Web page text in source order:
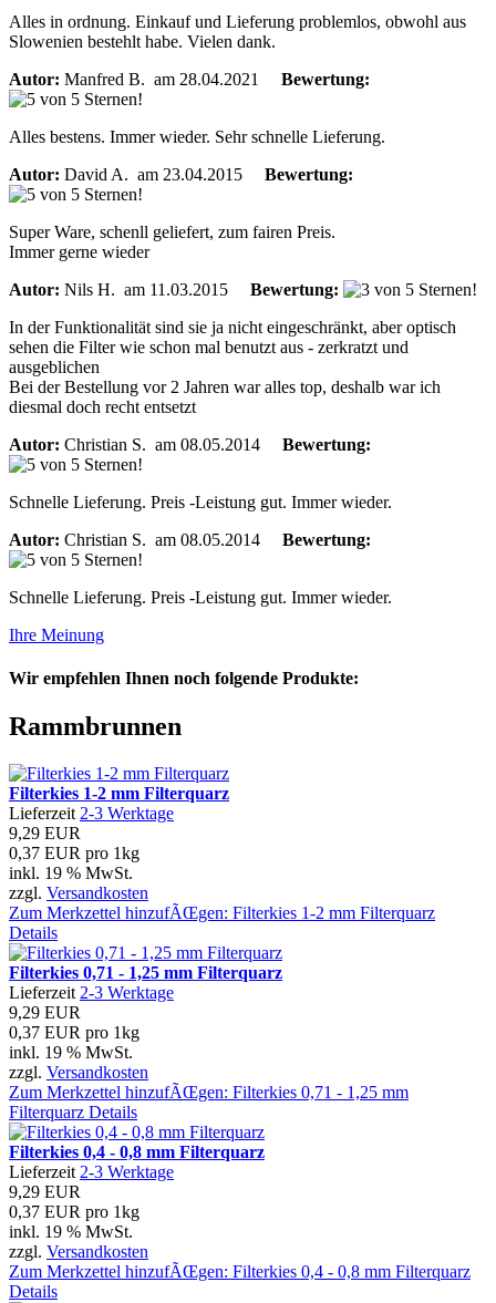
Alles in ordnung. Einkauf und Lieferung problemlos, obwohl aus
Slowenien bestehlt habe. Vielen dank.
Autor: Manfred B. am 28.04.2021 Bewertung:
Alles bestens. Immer wieder. Sehr schnelle Lieferung.
Autor: David A. am 23.04.2015 Bewertung:
Super Ware, schenll geliefert, zum fairen Preis.
Immer gerne wieder
Autor: Nils H. am 11.03.2015
Bewertung:
In der Funktionalität sind sie ja nicht eingeschränkt, aber optisch
sehen die Filter wie schon mal benutzt aus - zerkratzt und
ausgeblichen
Bei der Bestellung vor 2 Jahren war alles top, deshalb war ich
diesmal doch recht entsetzt
Autor: Christian S. am 08.05.2014 Bewertung:
Schnelle Lieferung. Preis -Leistung gut. Immer wieder.
Autor: Christian S. am 08.05.2014 Bewertung:
Schnelle Lieferung. Preis -Leistung gut. Immer wieder.
Ihre Meinung
Wir empfehlen Ihnen noch folgende Produkte:
Rammbrunnen
Filterkies 1-2 mm Filterquarz
Lieferzeit 2-3 Werktage
9,29 EUR
0,37 EUR pro 1kg
inkl. 19 % MwSt.
zzgl. Versandkosten
Zum Merkzettel hinzufÃŒgen: Filterkies 1-2 mm Filterquarz
Details
Filterkies 0,71 - 1,25 mm Filterquarz
Lieferzeit 2-3 Werktage
9,29 EUR
0,37 EUR pro 1kg
inkl. 19 % MwSt.
zzgl. Versandkosten
Zum Merkzettel hinzufÃŒgen: Filterkies 0,71 - 1,25 mm
Filterquarz Details
Filterkies 0,4 - 0,8 mm Filterquarz
Lieferzeit 2-3 Werktage
9,29 EUR
0,37 EUR pro 1kg
inkl. 19 % MwSt.
zzgl. Versandkosten
Zum Merkzettel hinzufÃŒgen: Filterkies 0,4 - 0,8 mm Filterquarz
Details